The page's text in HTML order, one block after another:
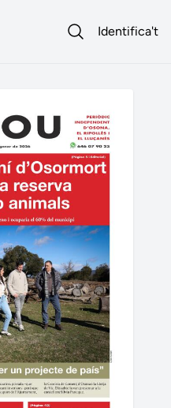
Identifica't